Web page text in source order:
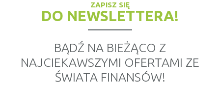
ZAPISZ SIĘ
DO NEWSLETTERA!
BĄDŹ NA BIEŻĄCO Z
NAJCIEKAWSZYMI OFERTAMI ZE
ŚWIATA FINANSÓW!